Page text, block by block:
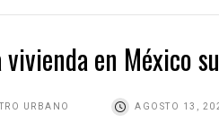
vivienda en México
URBANO AGOSTO 13,